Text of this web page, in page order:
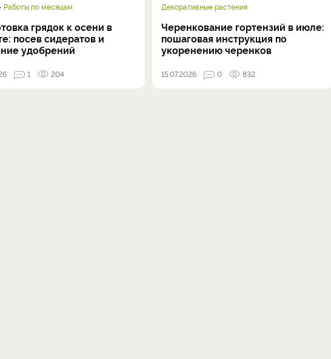
Работы по месяцам
грядок к осени в
посев сидератов и
удобрений
1 204
Декоративные растения
Черенкование гортензий в июле:
пошаговая инструкция по
укоренению черенков
15.07.2026 0 832